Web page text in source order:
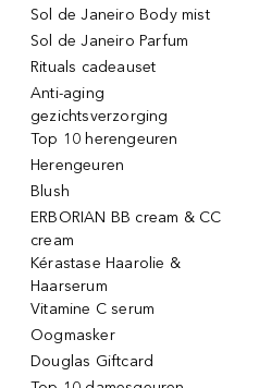
Sol de Janeiro Body mist
Sol de Janeiro Parfum
Rituals cadeauset
Anti-aging
gezichtsverzorging
Top 10 herengeuren
Herengeuren
Blush
ERBORIAN BB cream & CC
cream
Kérastase Haarolie &
Haarserum
Vitamine C serum
Oogmasker
Douglas Giftcard